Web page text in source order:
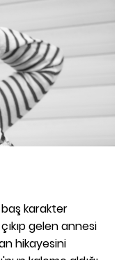
baş karakter
gelen annesi
hikayesini